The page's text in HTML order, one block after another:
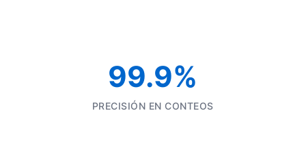
99.9%
PRECISIÓN EN CONTEOS